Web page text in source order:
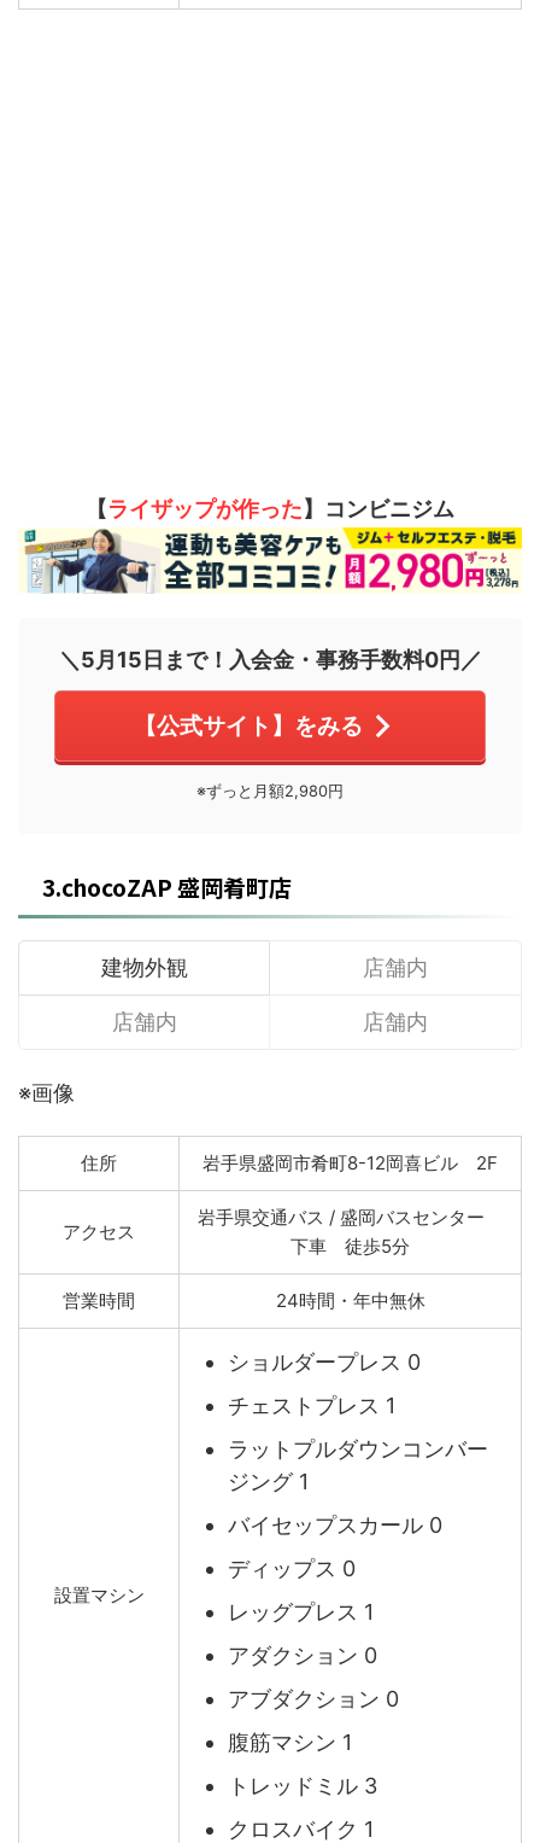
【ライザップが作った】コンビニジム
＼5月15日まで！入会金・事務手数料0円／
【公式サイト】をみる
※ずっと月額2,980円
3.chocoZAP 盛岡肴町店
建物外観 店舗内
店舗内 店舗内
※画像
住所 岩手県盛岡市肴町8-12岡喜ビル 2F
アクセス
岩手県交通バス / 盛岡バスセンター
下車 徒歩5分
営業時間 24時間・年中無休
設置マシン
ショルダープレス 0
チェストプレス 1
ラットプルダウンコンバー
ジング 1
バイセップスカール 0
ディップス 0
レッグプレス 1
アダクション 0
アブダクション 0
腹筋マシン 1
トレッドミル 3
クロスバイク 1